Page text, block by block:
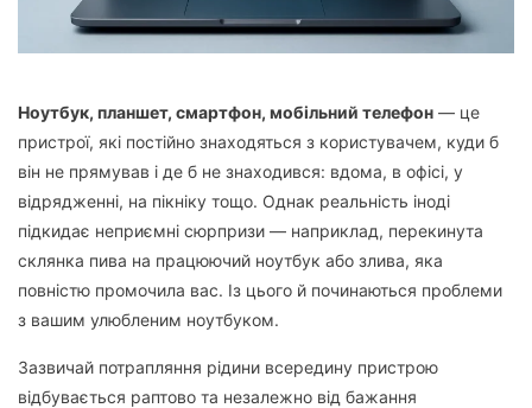
Ноутбук, планшет, смартфон, мобільний телефон — це
пристрої, які постійно знаходяться з користувачем, куди б
він не прямував і де б не знаходився: вдома, в офісі, у
відрядженні, на пікніку тощо. Однак реальність іноді
підкидає неприємні сюрпризи — наприклад, перекинута
склянка пива на працюючий ноутбук або злива, яка
повністю промочила вас. Із цього й починаються проблеми
з вашим улюбленим ноутбуком.
Зазвичай потрапляння рідини всередину пристрою
відбувається раптово та незалежно від бажання